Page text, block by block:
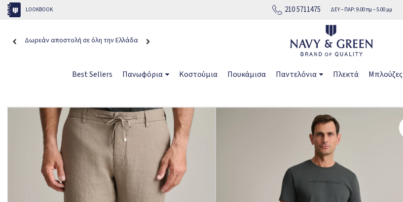
LOOKBOOK 210 5711475 ΔΕΥ − ΠΑΡ: 9.00 πμ − 5.00 μμ
Δωρεάν αποστολή σε όλη την Ελλάδα
Best Sellers Πανωφόρια Κοστούμια Πουκάμισα Παντελόνια Πλεκτά Μπλούζες